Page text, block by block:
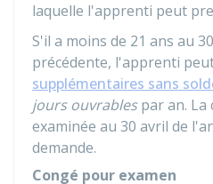
laquelle l'apprenti peut
S'il a moins de 21 ans au
précédente, l'apprenti
supplémentaires sans
jours ouvrablespar an. La
examinée au 30 avril de
demande.
Congé pour examen